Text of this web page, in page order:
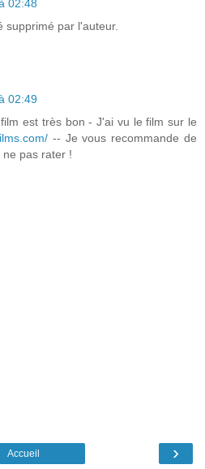
02:48
supprimé par l'auteur.
02:49
est très bon - J'ai vu le film sur le
-- Je vous recommande de
pas rater !
›
Accueil